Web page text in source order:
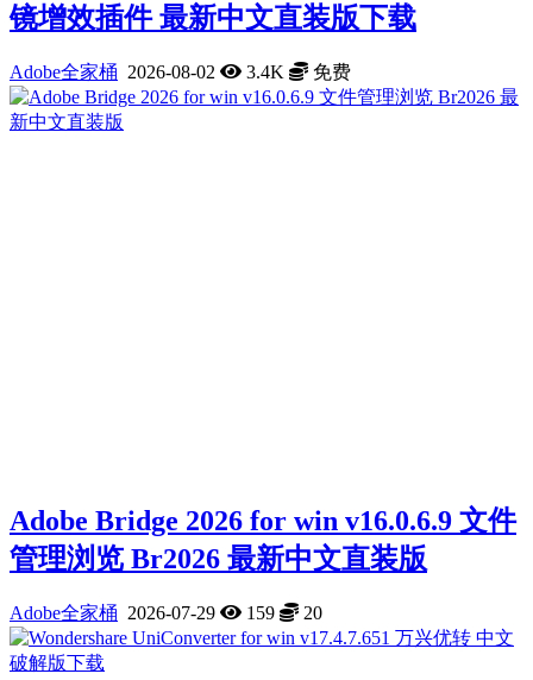
镜增效插件 最新中文直装版下载
Adobe全家桶 2026-08-02 3.4K 免费
Adobe Bridge 2026 for win v16.0.6.9 文件
管理浏览 Br2026 最新中文直装版
Adobe全家桶 2026-07-29 159 20